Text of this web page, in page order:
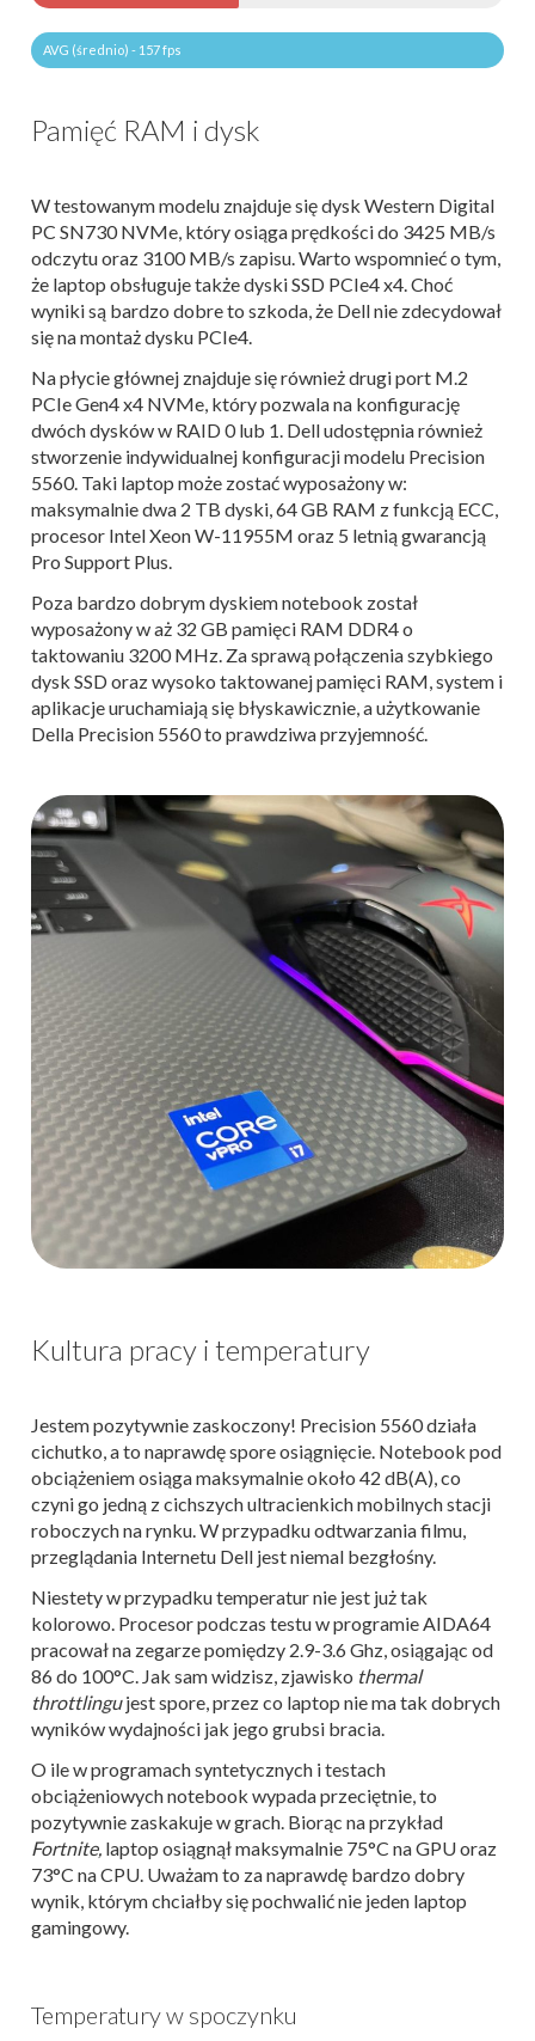
AVG (średnio) - 157 fps
Pamięć RAM i dysk
W testowanym modelu znajduje się dysk Western Digital
PC SN730 NVMe, który osiąga prędkości do 3425 MB/s
odczytu oraz 3100 MB/s zapisu. Warto wspomnieć o tym,
że laptop obsługuje także dyski SSD PCIe4 x4. Choć
wyniki są bardzo dobre to szkoda, że Dell nie zdecydował
się na montaż dysku PCIe4.
Na płycie głównej znajduje się również drugi port M.2
PCIe Gen4 x4 NVMe, który pozwala na konfigurację
dwóch dysków w RAID 0 lub 1. Dell udostępnia również
stworzenie indywidualnej konfiguracji modelu Precision
5560. Taki laptop może zostać wyposażony w:
maksymalnie dwa 2 TB dyski, 64 GB RAM z funkcją ECC,
procesor Intel Xeon W-11955M oraz 5 letnią gwarancją
Pro Support Plus.
Poza bardzo dobrym dyskiem notebook został
wyposażony w aż 32 GB pamięci RAM DDR4 o
taktowaniu 3200 MHz. Za sprawą połączenia szybkiego
dysk SSD oraz wysoko taktowanej pamięci RAM, system i
aplikacje uruchamiają się błyskawicznie, a użytkowanie
Della Precision 5560 to prawdziwa przyjemność.
Kultura pracy i temperatury
Jestem pozytywnie zaskoczony! Precision 5560 działa
cichutko, a to naprawdę spore osiągnięcie. Notebook pod
obciążeniem osiąga maksymalnie około 42 dB(A), co
czyni go jedną z cichszych ultracienkich mobilnych stacji
roboczych na rynku. W przypadku odtwarzania filmu,
przeglądania Internetu Dell jest niemal bezgłośny.
Niestety w przypadku temperatur nie jest już tak
kolorowo. Procesor podczas testu w programie AIDA64
pracował na zegarze pomiędzy 2.9-3.6 Ghz, osiągając od
86 do 100°C. Jak sam widzisz, zjawisko thermal
throttlingujest spore, przez co laptop nie ma tak dobrych
wyników wydajności jak jego grubsi bracia.
O ile w programach syntetycznych i testach
obciążeniowych notebook wypada przeciętnie, to
pozytywnie zaskakuje w grach. Biorąc na przykład
Fortnite, laptop osiągnął maksymalnie 75°C na GPU oraz
73°C na CPU. Uważam to za naprawdę bardzo dobry
wynik, którym chciałby się pochwalić nie jeden laptop
gamingowy.
Temperatury w spoczynku​